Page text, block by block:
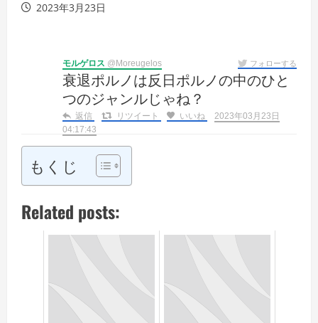
2023年3月23日
モルゲロス @Moreugelos フォローする
衰退ポルノは反日ポルノの中のひと
つのジャンルじゃね？
返信 リツイート いいね
2023年03月23日
04:17:43
もくじ
Related posts: